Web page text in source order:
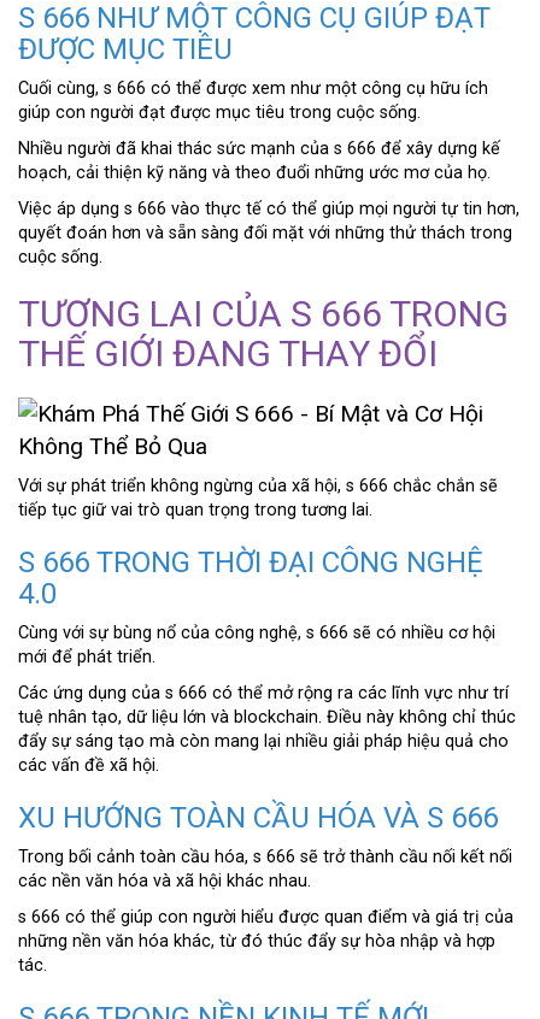
S 666 NHƯ MỘT CÔNG CỤ GIÚP ĐẠT
ĐƯỢC MỤC TIÊU
Cuối cùng, s 666 có thể được xem như một công cụ hữu ích
giúp con người đạt được mục tiêu trong cuộc sống.
Nhiều người đã khai thác sức mạnh của s 666 để xây dựng kế
hoạch, cải thiện kỹ năng và theo đuổi những ước mơ của họ.
Việc áp dụng s 666 vào thực tế có thể giúp mọi người tự tin hơn,
quyết đoán hơn và sẵn sàng đối mặt với những thử thách trong
cuộc sống.
TƯƠNG LAI CỦA S 666 TRONG
THẾ GIỚI ĐANG THAY ĐỔI
Với sự phát triển không ngừng của xã hội, s 666 chắc chắn sẽ
tiếp tục giữ vai trò quan trọng trong tương lai.
S 666 TRONG THỜI ĐẠI CÔNG NGHỆ
4.0
Cùng với sự bùng nổ của công nghệ, s 666 sẽ có nhiều cơ hội
mới để phát triển.
Các ứng dụng của s 666 có thể mở rộng ra các lĩnh vực như trí
tuệ nhân tạo, dữ liệu lớn và blockchain. Điều này không chỉ thúc
đẩy sự sáng tạo mà còn mang lại nhiều giải pháp hiệu quả cho
các vấn đề xã hội.
XU HƯỚNG TOÀN CẦU HÓA VÀ S 666
Trong bối cảnh toàn cầu hóa, s 666 sẽ trở thành cầu nối kết nối
các nền văn hóa và xã hội khác nhau.
s 666 có thể giúp con người hiểu được quan điểm và giá trị của
những nền văn hóa khác, từ đó thúc đẩy sự hòa nhập và hợp
tác.